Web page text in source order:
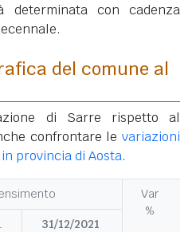
determinata con cadenza
del comune al
di Sarre rispetto al
confrontare levariazioni
provincia di Aosta.
Var
%
31/12/2021